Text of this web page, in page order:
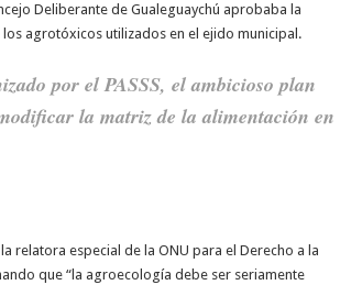
Deliberante de Gualeguaychú aprobaba la
agrotóxicos utilizados en el ejido municipal.
por el PASSS, el ambicioso plan
la matriz de la alimentación en
relatora especial de la ONU para el Derecho a la
que “la agroecología debe ser seriamente